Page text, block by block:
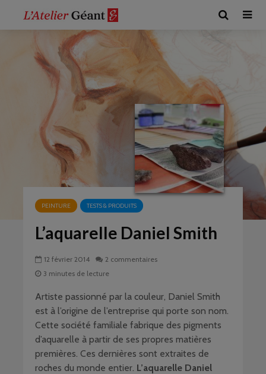
PEINTURE TESTS & PRODUITS
L’aquarelle Daniel Smith
12 février 2014
2 commentaires
3 minutes de lecture
Artiste passionné par la couleur, Daniel Smith
est à l’origine de l’entreprise qui porte son nom.
Cette société familiale fabrique des pigments
d’aquarelle à partir de ses propres matières
premières. Ces dernières sont extraites de
roches du monde entier. L’aquarelle Daniel